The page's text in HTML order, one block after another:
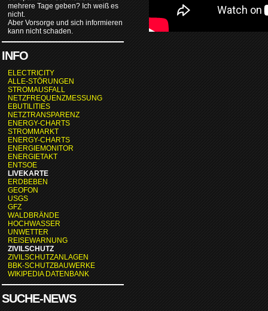
mehrere Tage geben? Ich weiß es
nicht.
Aber Vorsorge und sich informieren
kann nicht schaden.
INFO
ELECTRICITY
ALLE-STÖRUNGEN
STROMAUSFALL
NETZFREQUENZMESSUNG
EBUTILITIES
NETZTRANSPARENZ
ENERGY-CHARTS
STROMMARKT
ENERGY-CHARTS
ENERGIEMONITOR
ENERGIETAKT
ENTSOE
LIVEKARTE
ERDBEBEN
GEOFON
USGS
GFZ
WALDBRÄNDE
HOCHWASSER
UNWETTER
REISEWARNUNG
ZIVILSCHUTZ
ZIVILSCHUTZANLAGEN
BBK-SCHUTZBAUWERKE
WIKIPEDIA DATENBANK
SUCHE-NEWS